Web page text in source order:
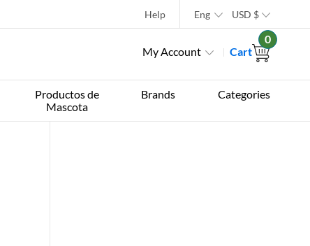
Help Eng USD $
My Account Cart
0
Productos de
Mascota
Brands Categories